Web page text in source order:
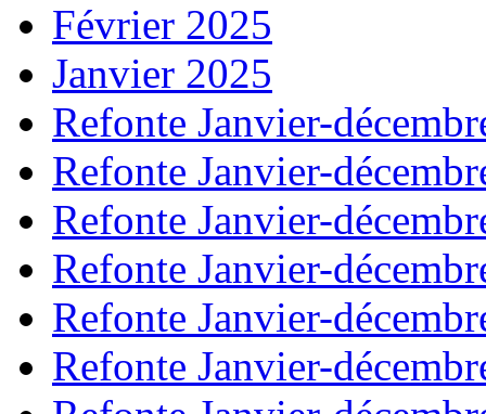
Février 2025
Janvier 2025
Refonte Janvier-
Refonte Janvier-
Refonte Janvier-
Refonte Janvier-
Refonte Janvier-
Refonte Janvier-